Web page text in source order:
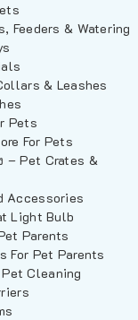
Feeders & Watering
& Leashes
Pets
For Pets
– Pet Crates &
Accessories
Light Bulb
Parents
For Pet Parents
Cleaning